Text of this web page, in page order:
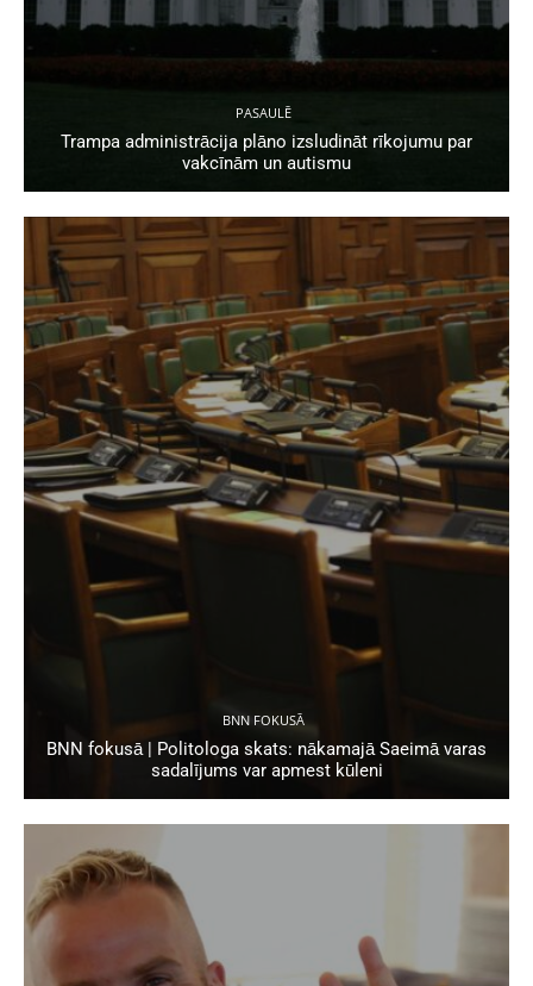
PASAULĒ
Trampa administrācija plāno izsludināt rīkojumu par
vakcīnām un autismu
BNN FOKUSĀ
BNN fokusā | Politologa skats: nākamajā Saeimā varas
sadalījums var apmest kūleni